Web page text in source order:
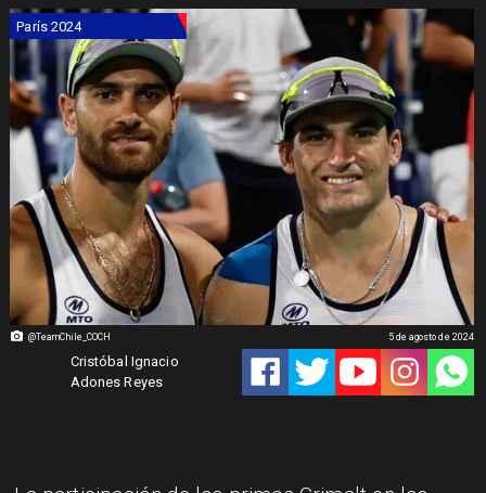
@TeamChile_COCH
París 2024
Cristóbal Ignacio
Adones Reyes
5 de agosto de 2024